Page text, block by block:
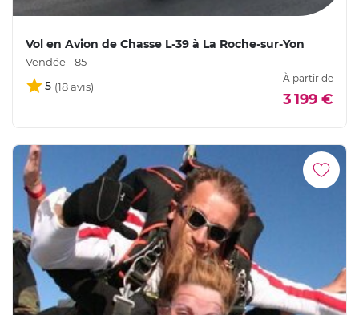
Vol en Avion de Chasse L-39 à La Roche-sur-Yon
Vendée - 85
5
À partir de
3 199 €